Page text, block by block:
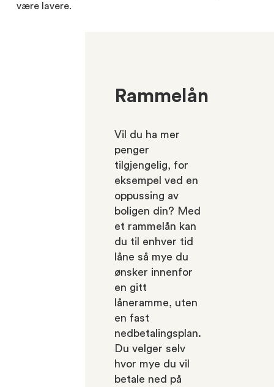
være lavere.
Rammelån
Vil du ha mer
penger
tilgjengelig, for
eksempel ved en
oppussing av
boligen din? Med
et rammelån kan
du til enhver tid
låne så mye du
ønsker innenfor
en gitt
låneramme, uten
en fast
nedbetalingsplan.
Du velger selv
hvor mye du vil
betale ned på